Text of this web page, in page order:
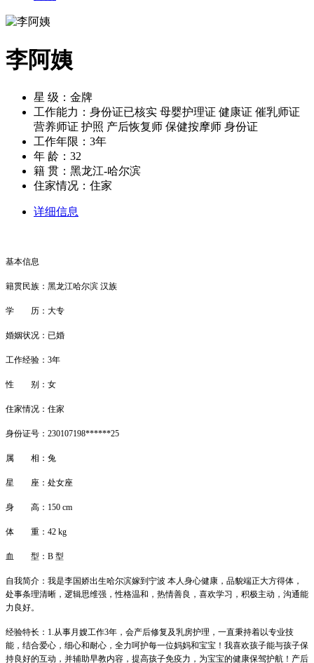
李阿姨
星 级：金牌
工作能力：身份证已核实 母婴护理证 健康证 催乳师证
营养师证 护照 产后恢复师 保健按摩师 身份证
工作年限：3年
年 龄：32
籍 贯：黑龙江-哈尔滨
住家情况：住家
详细信息
基本信息
籍贯民族：黑龙江哈尔滨 汉族
学 历：大专
婚姻状况：已婚
工作经验：3年
性 别：女
住家情况：住家
身份证号：230107198******25
属 相：兔
星 座：处女座
身 高：150 cm
体 重：42 kg
血 型：B 型
自我简介：我是李国娇出生哈尔滨嫁到宁波 本人身心健康，品貌端正大方得体，
处事条理清晰，逻辑思维强，性格温和，热情善良，喜欢学习，积极主动，沟通能
力良好。
经验特长：1.从事月嫂工作3年，会产后修复及乳房护理，一直秉持着以专业技
能，结合爱心，细心和耐心，全力呵护每一位妈妈和宝宝！我喜欢孩子能与孩子保
持良好的互动，并辅助早教内容，提高孩子免疫力，为宝宝的健康保驾护航！产后